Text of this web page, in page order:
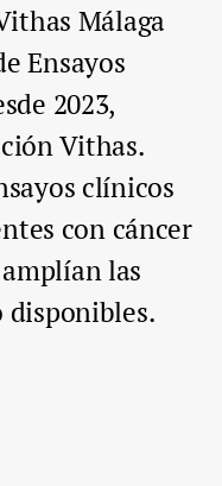
Málaga
Ensayos
2023,
Vithas.
clínicos
con cáncer
las